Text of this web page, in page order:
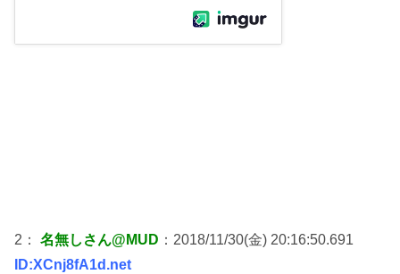
2： 名無しさん@MUD ：2018/11/30(金) 20:16:50.691
ID:XCnj8fA1d.net